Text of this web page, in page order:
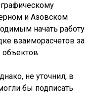
и Азовском
начать работу
взаиморасчетов за
не уточнил, в
бы подписать